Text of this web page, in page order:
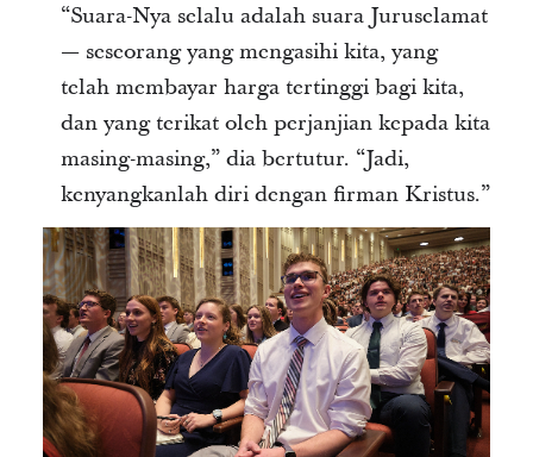
“Suara-Nya selalu adalah suara Juruselamat
— seseorang yang mengasihi kita, yang
telah membayar harga tertinggi bagi kita,
dan yang terikat oleh perjanjian kepada kita
masing-masing,” dia bertutur. “Jadi,
kenyangkanlah diri dengan firman Kristus.”